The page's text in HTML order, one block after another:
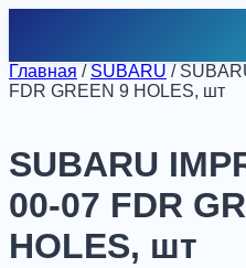
Главная / SUBARU /
FDR GREEN 9 HOLES, шт
SUBARU
00-07 FDR
HOLES, шт